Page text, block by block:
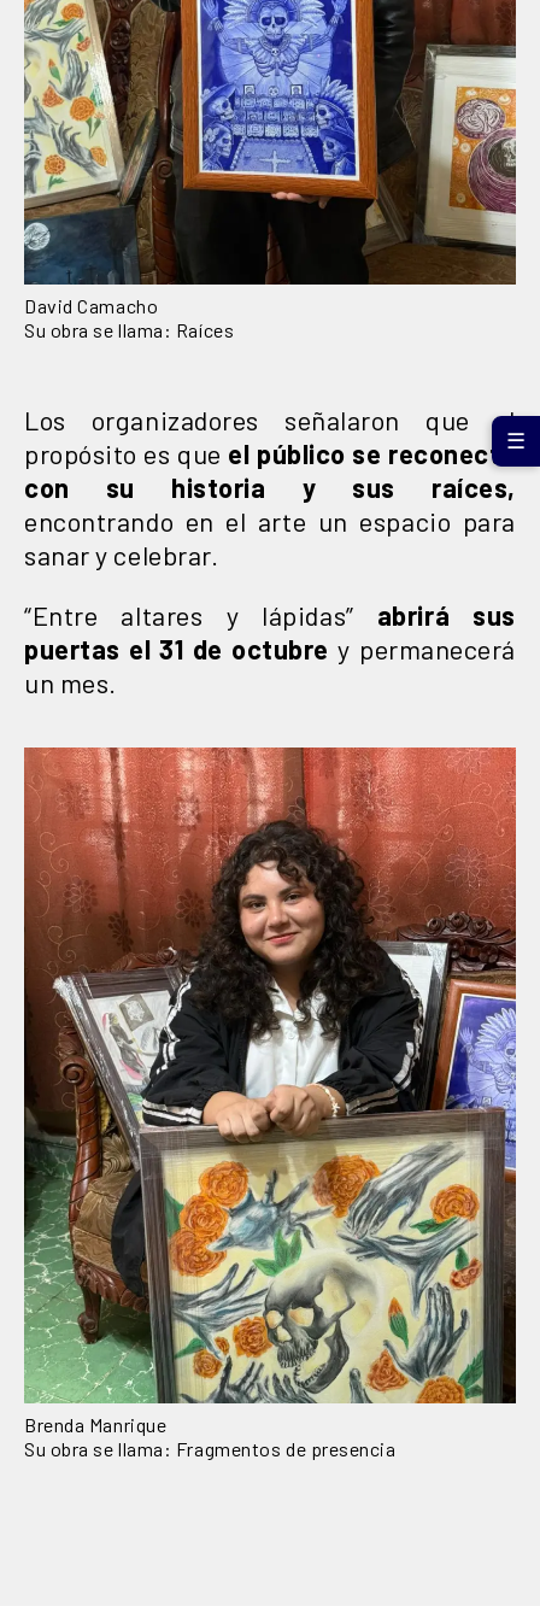
David Camacho
Su obra se llama: Raíces
Los organizadores señalaron que el
propósito es que el público se reconecte
con su historia y sus raíces,
encontrando en el arte un espacio para
sanar y celebrar.
“Entre altares y lápidas” abrirá sus
puertas el 31 de octubre y permanecerá
un mes.
Brenda Manrique
Su obra se llama: Fragmentos de presencia
☰